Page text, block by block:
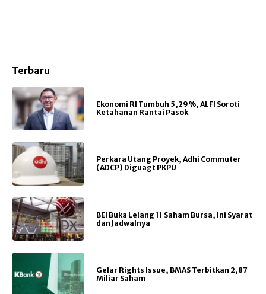
Terbaru
Ekonomi RI Tumbuh 5,29%, ALFI Soroti
Ketahanan Rantai Pasok
Perkara Utang Proyek, Adhi Commuter
(ADCP) Diguagt PKPU
BEI Buka Lelang 11 Saham Bursa, Ini Syarat
dan Jadwalnya
Gelar Rights Issue, BMAS Terbitkan 2,87
Miliar Saham